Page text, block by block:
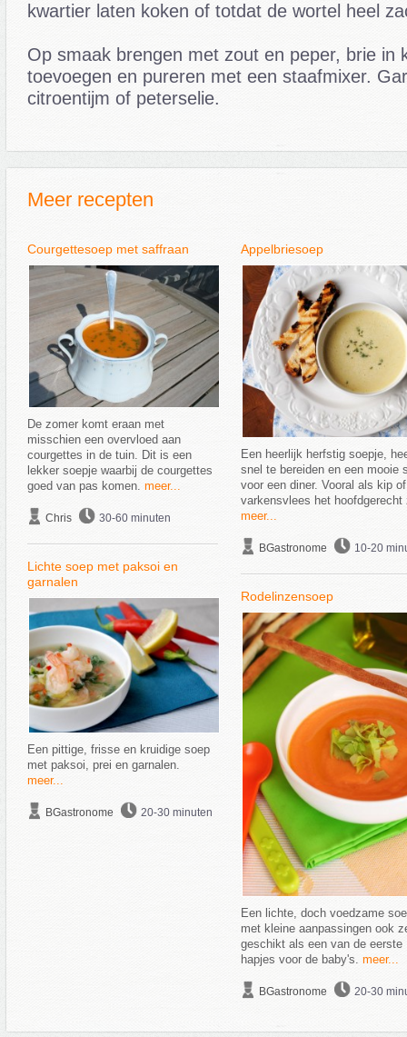
kwartier laten koken of totdat de wortel heel
Op smaak brengen met zout en peper, brie in
toevoegen en pureren met een staafmixer.
citroentijm of peterselie.
Meer recepten
Courgettesoep met saffraan
De zomer komt eraan met
misschien een overvloed aan
courgettes in de tuin. Dit is een
lekker soepje waarbij de courgettes
goed van pas komen. meer...
Chris 30-60 minuten
Lichte soep met paksoi en
garnalen
Een pittige, frisse en kruidige soep
met paksoi, prei en garnalen.
meer...
BGastronome 20-30 minuten
Appelbriesoep
Een heerlijk herfstig soepje,
snel te bereiden en een mooie
voor een diner. Vooral als kip of
varkensvlees het hoofdgerecht
meer...
BGastronome 10-20
Rodelinzensoep
Een lichte, doch voedzame
met kleine aanpassingen ook
geschikt als een van de eerste
hapjes voor de baby's. meer...
BGastronome 20-30